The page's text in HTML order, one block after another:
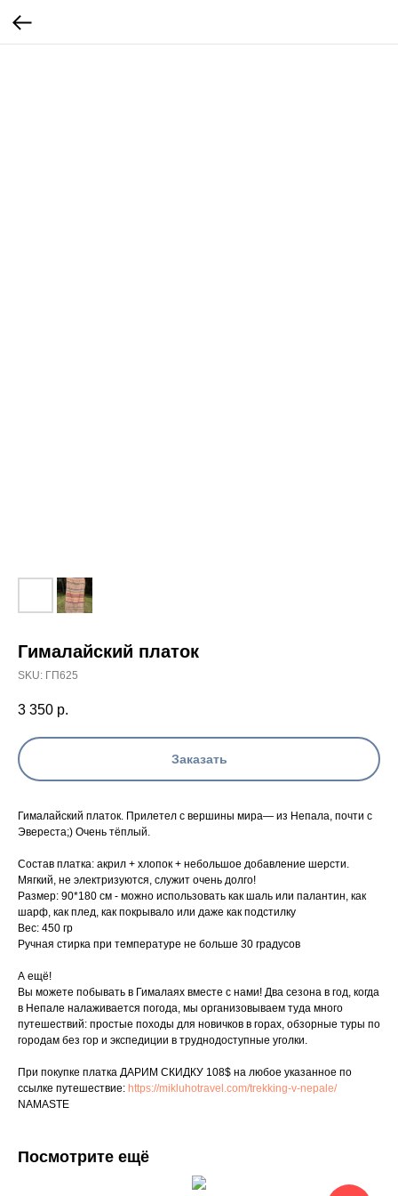
Гималайский платок
SKU: ГП625
3 350 р.
Заказать
Гималайский платок. Прилетел с вершины мира— из Непала, почти с
Эвереста;) Очень тёплый.
Состав платка: акрил + хлопок + небольшое добавление шерсти.
Мягкий, не электризуются, служит очень долго!
Размер: 90*180 см - можно использовать как шаль или палантин, как
шарф, как плед, как покрывало или даже как подстилку
Вес: 450 гр
Ручная стирка при температуре не больше 30 градусов
А ещё!
Вы можете побывать в Гималаях вместе с нами! Два сезона в год, когда
в Непале налаживается погода, мы организовываем туда много
путешествий: простые походы для новичков в горах, обзорные туры по
городам без гор и экспедиции в труднодоступные уголки.
При покупке платка ДАРИМ СКИДКУ 108$ на любое указанное по
ссылке путешествие: https://mikluhotravel.com/trekking-v-nepale/
NAMASTE
Посмотрите ещё